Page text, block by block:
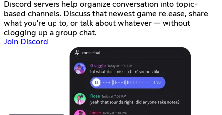
Discord servers help organize conversation into topic-
based channels. Discuss that newest game release, share
what you're up to, or talk about whatever — without
clogging up a group chat.
Join Discord